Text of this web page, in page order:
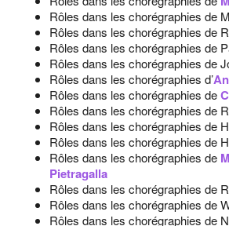
Rôles dans les chorégraphies de
Rôles dans les chorégraphies de
Rôles dans les chorégraphies de
Rôles dans les chorégraphies de
Rôles dans les chorégraphies d’
Rôles dans les chorégraphies de
Rôles dans les chorégraphies de
Rôles dans les chorégraphies de
Rôles dans les chorégraphies de
Rôles dans les chorégraphies de
Pietragalla
Rôles dans les chorégraphies de
Rôles dans les chorégraphies de
Rôles dans les chorégraphies de